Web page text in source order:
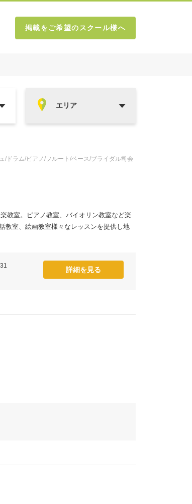
掲載をご希望のスクール様へ
/ドラム/ピアノ/フルート/ベース/ブライダル司会
教室。ピアノ教室、バイオリン教室など楽
教室、絵画教室様々なレッスンを提供し地
詳細を見る